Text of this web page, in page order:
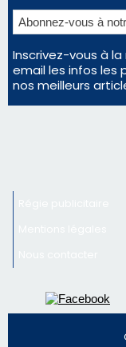
Inscrivez-vous à
email les infos les
nos meilleurs